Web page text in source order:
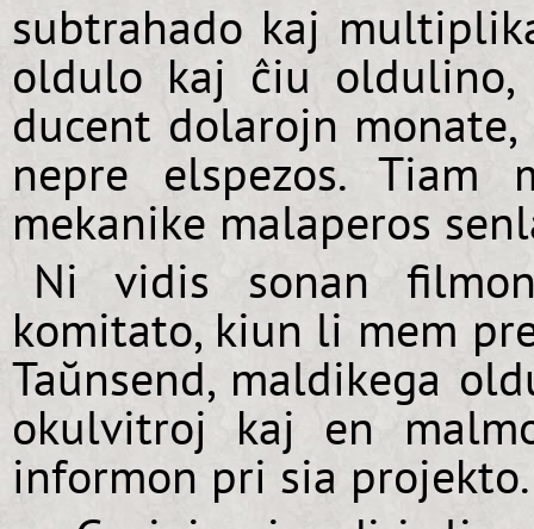
subtrahado kaj
oldulo kaj ĉiu oldulino,
ducent dolarojn
nepre elspezos. Tiam
mekanike malaperos
Ni vidis sonan
komitato, kiun li mem
Taŭnsend, maldikega
okulvitroj kaj en
informon pri sia projekto.